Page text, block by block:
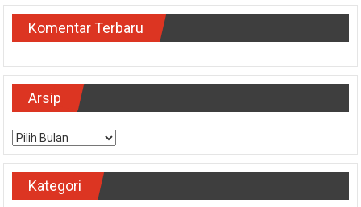
Komentar Terbaru
Arsip
Arsip
Kategori